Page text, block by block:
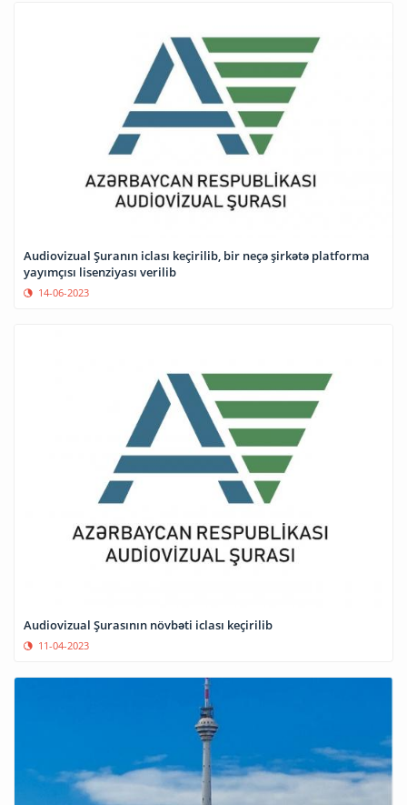
Audiovizual Şuranın iclası keçirilib, bir neçə şirkətə platforma
yayımçısı lisenziyası verilib
14-06-2023
Audiovizual Şurasının növbəti iclası keçirilib
11-04-2023